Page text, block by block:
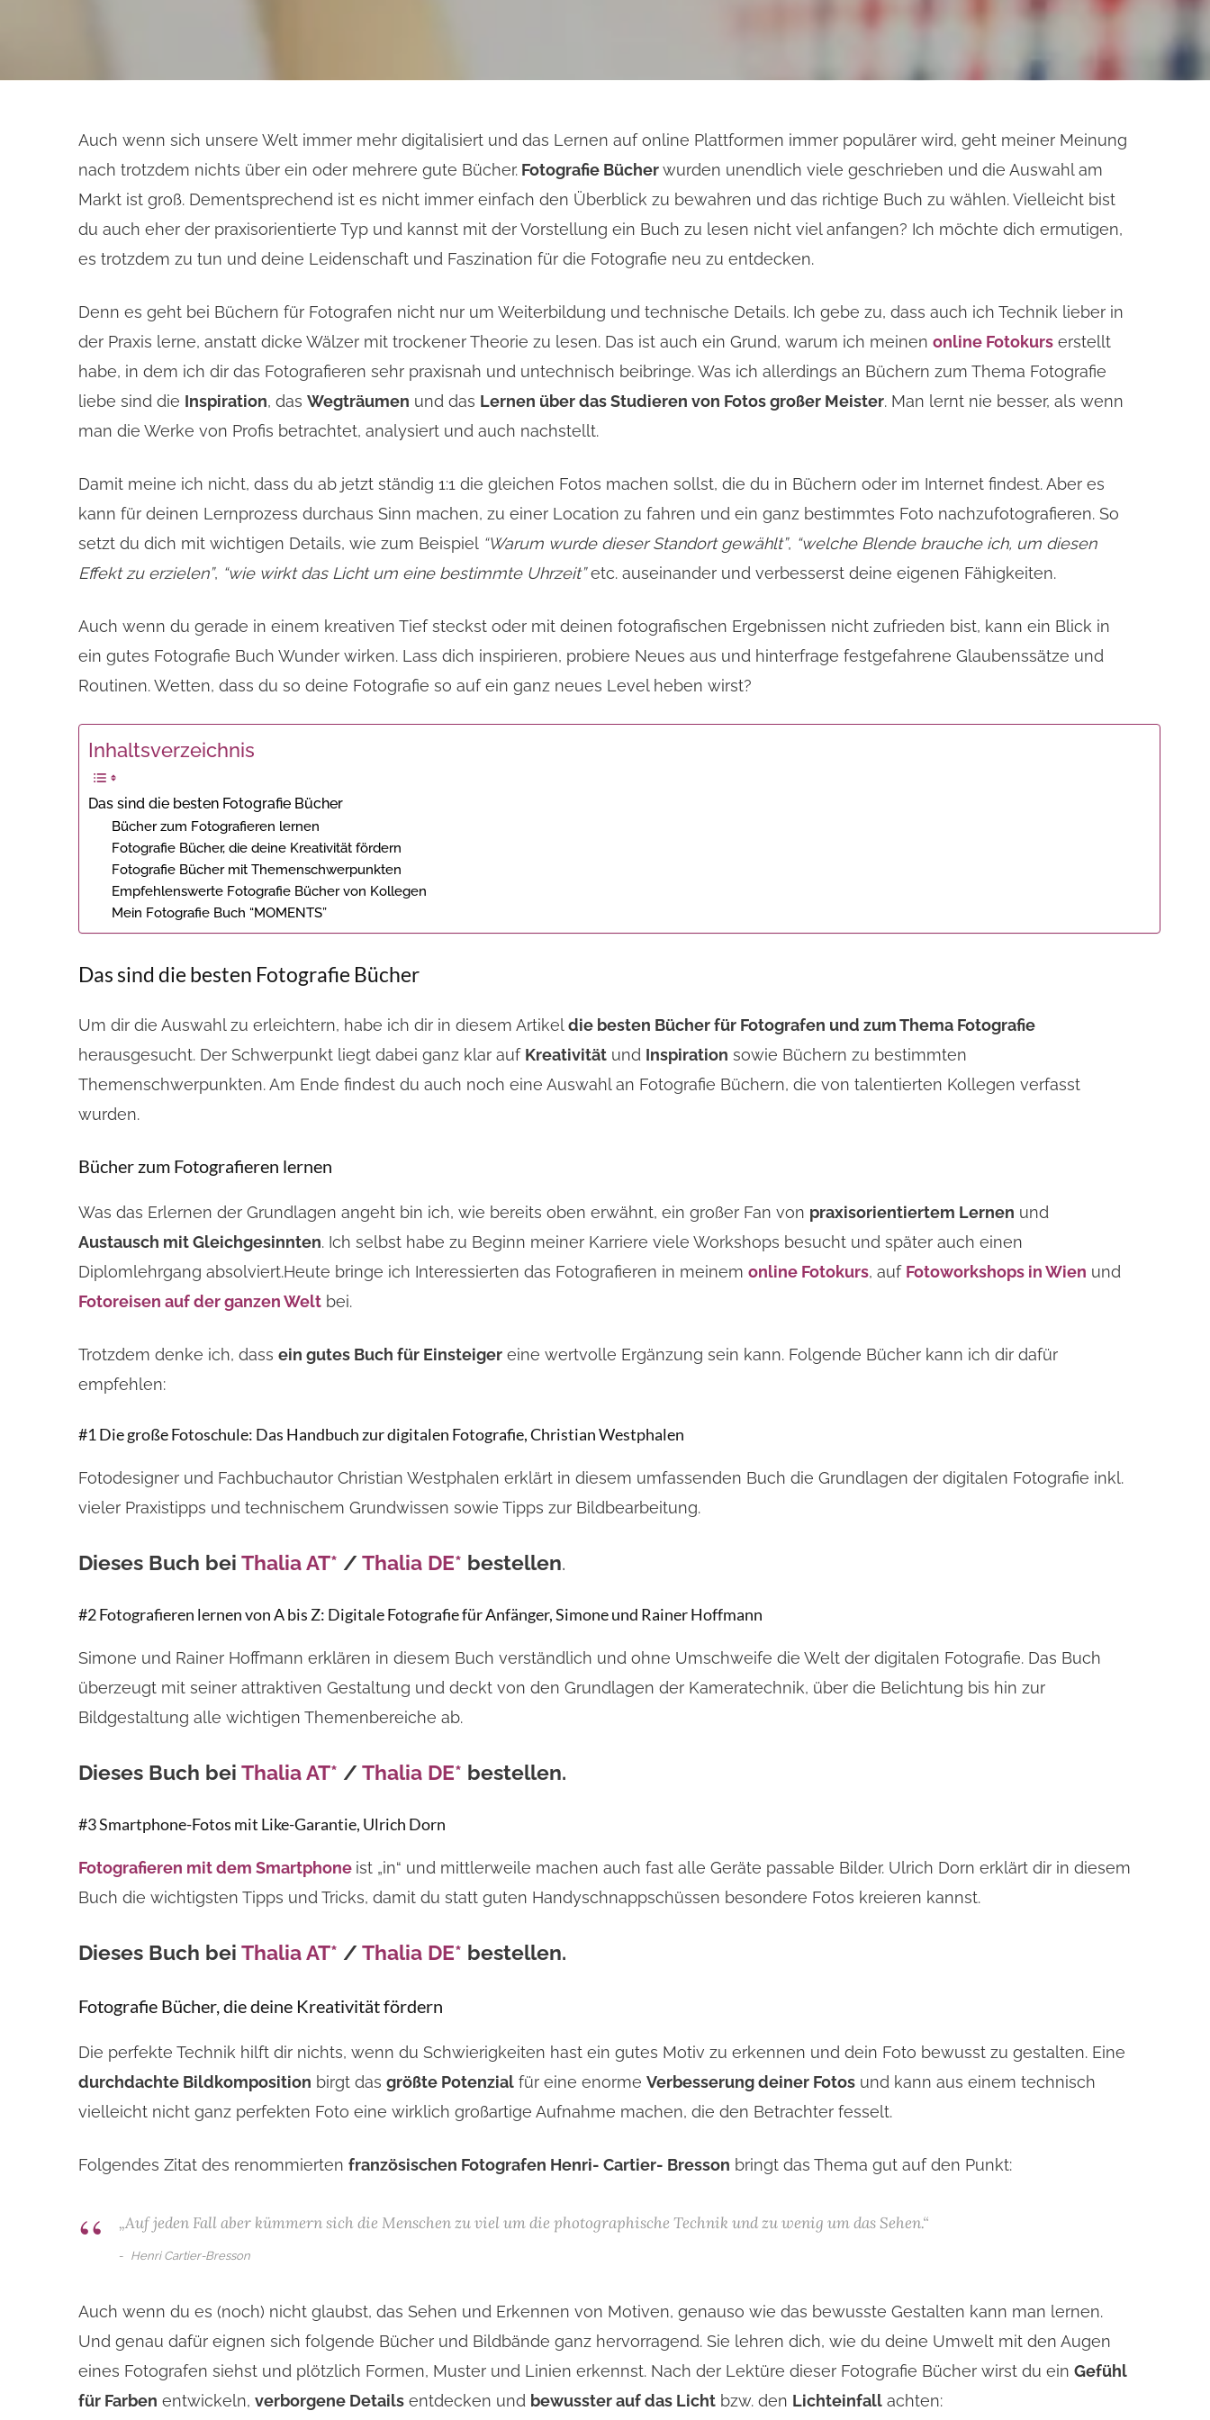
Auch wenn sich unsere Welt immer mehr digitalisiert und das Lernen auf online Plattformen immer populärer wird, geht meiner Meinung
nach trotzdem nichts über ein oder mehrere gute Bücher. Fotografie Bücherwurden unendlich viele geschrieben und die Auswahl am
Markt ist groß. Dementsprechend ist es nicht immer einfach den Überblick zu bewahren und das richtige Buch zu wählen. Vielleicht bist
du auch eher der praxisorientierte Typ und kannst mit der Vorstellung ein Buch zu lesen nicht viel anfangen? Ich möchte dich ermutigen,
es trotzdem zu tun und deine Leidenschaft und Faszination für die Fotografie neu zu entdecken.
Denn es geht bei Büchern für Fotografen nicht nur um Weiterbildung und technische Details. Ich gebe zu, dass auch ich Technik lieber in
der Praxis lerne, anstatt dicke Wälzer mit trockener Theorie zu lesen. Das ist auch ein Grund, warum ich meinen online Fotokurs erstellt
habe, in dem ich dir das Fotografieren sehr praxisnah und untechnisch beibringe. Was ich allerdings an Büchern zum Thema Fotografie
liebe sind die Inspiration, das Wegträumen und das Lernen über das Studieren von Fotos großer Meister. Man lernt nie besser, als wenn
man die Werke von Profis betrachtet, analysiert und auch nachstellt.
Damit meine ich nicht, dass du ab jetzt ständig 1:1 die gleichen Fotos machen sollst, die du in Büchern oder im Internet findest. Aber es
kann für deinen Lernprozess durchaus Sinn machen, zu einer Location zu fahren und ein ganz bestimmtes Foto nachzufotografieren. So
setzt du dich mit wichtigen Details, wie zum Beispiel “Warum wurde dieser Standort gewählt”, “welche Blende brauche ich, um diesen
Effekt zu erzielen”, “wie wirkt das Licht um eine bestimmte Uhrzeit”etc. auseinander und verbesserst deine eigenen Fähigkeiten.
Auch wenn du gerade in einem kreativen Tief steckst oder mit deinen fotografischen Ergebnissen nicht zufrieden bist, kann ein Blick in
ein gutes Fotografie Buch Wunder wirken. Lass dich inspirieren, probiere Neues aus und hinterfrage festgefahrene Glaubenssätze und
Routinen. Wetten, dass du so deine Fotografie so auf ein ganz neues Level heben wirst?
Inhaltsverzeichnis
Das sind die besten Fotografie Bücher
Bücher zum Fotografieren lernen
Fotografie Bücher, die deine Kreativität fördern
Fotografie Bücher mit Themenschwerpunkten
Empfehlenswerte Fotografie Bücher von Kollegen
Mein Fotografie Buch “MOMENTS”
Das sind die besten Fotografie Bücher
Um dir die Auswahl zu erleichtern, habe ich dir in diesem Artikeldie besten Bücher für Fotografen und zum Thema Fotografie
herausgesucht. Der Schwerpunkt liegt dabei ganz klar auf Kreativität und Inspiration sowie Büchern zu bestimmten
Themenschwerpunkten. Am Ende findest du auch noch eine Auswahl an Fotografie Büchern, die von talentierten Kollegen verfasst
wurden.
Bücher zum Fotografieren lernen
Was das Erlernen der Grundlagen angeht bin ich, wie bereits oben erwähnt, ein großer Fan von praxisorientiertem Lernen und
Austausch mit Gleichgesinnten. Ich selbst habe zu Beginn meiner Karriere viele Workshops besucht und später auch einen
Diplomlehrgang absolviert.Heute bringe ich Interessierten das Fotografieren in meinem online Fotokurs, auf Fotoworkshops in Wien und
Fotoreisen auf der ganzen Welt bei.
Trotzdem denke ich, dass ein gutes Buch für Einsteiger eine wertvolle Ergänzung sein kann. Folgende Bücher kann ich dir dafür
empfehlen:
#1 Die große Fotoschule: Das Handbuch zur digitalen Fotografie, Christian Westphalen
Fotodesigner und Fachbuchautor Christian Westphalen erklärt in diesem umfassenden Buch die Grundlagen der digitalen Fotografie inkl.
vieler Praxistipps und technischem Grundwissen sowie Tipps zur Bildbearbeitung.
Dieses Buch bei Thalia AT* /Thalia DE* bestellen.
#2 Fotografieren lernen von A bis Z: Digitale Fotografie für Anfänger, Simone und Rainer Hoffmann
Simone und Rainer Hoffmann erklären in diesem Buch verständlich und ohne Umschweife die Welt der digitalen Fotografie. Das Buch
überzeugt mit seiner attraktiven Gestaltung und deckt von den Grundlagen der Kameratechnik, über die Belichtung bis hin zur
Bildgestaltung alle wichtigen Themenbereiche ab.
Dieses Buch bei Thalia AT* /Thalia DE* bestellen.
#3 Smartphone-Fotos mit Like-Garantie, Ulrich Dorn
Fotografieren mit dem Smartphone ist „in“ und mittlerweile machen auch fast alle Geräte passable Bilder. Ulrich Dorn erklärt dir in diesem
Buch die wichtigsten Tipps und Tricks, damit du statt guten Handyschnappschüssen besondere Fotos kreieren kannst.
Dieses Buch bei Thalia AT* /Thalia DE* bestellen.
Fotografie Bücher, die deine Kreativität fördern
Die perfekte Technik hilft dir nichts, wenn du Schwierigkeiten hast ein gutes Motiv zu erkennen und dein Foto bewusst zu gestalten. Eine
durchdachte Bildkomposition birgt das größte Potenzial für eine enorme Verbesserung deiner Fotos und kann aus einem technisch
vielleicht nicht ganz perfekten Foto eine wirklich großartige Aufnahme machen, die den Betrachter fesselt.
Folgendes Zitat des renommierten französischen Fotografen Henri- Cartier- Bresson bringt das Thema gut auf den Punkt:
„Auf jeden Fall aber kümmern sich die Menschen zu viel um die photographische Technik und zu wenig um das Sehen.“
Henri Cartier-Bresson
Auch wenn du es (noch) nicht glaubst, das Sehen und Erkennen von Motiven, genauso wie das bewusste Gestalten kann man lernen.
Und genau dafür eignen sich folgende Bücher und Bildbände ganz hervorragend. Sie lehren dich, wie du deine Umwelt mit den Augen
eines Fotografen siehst und plötzlich Formen, Muster und Linien erkennst. Nach der Lektüre dieser Fotografie Bücher wirst du ein Gefühl
für Farben entwickeln, verborgene Details entdecken und bewusster auf das Licht bzw. den Lichteinfall achten: